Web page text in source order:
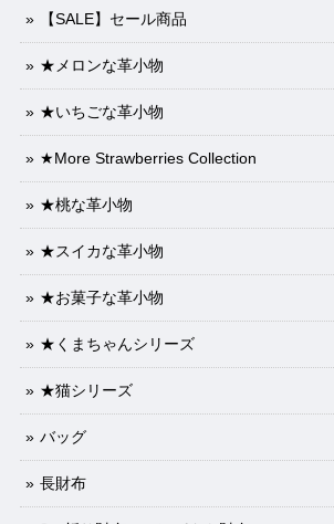
【SALE】セール商品
★メロンな革小物
★いちごな革小物
★More Strawberries Collection
★桃な革小物
★スイカな革小物
★お菓子な革小物
★くまちゃんシリーズ
★猫シリーズ
バッグ
長財布